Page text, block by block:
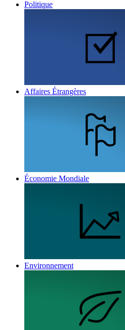
Politique
Affaires Étrangères
Économie Mondiale
Environnement